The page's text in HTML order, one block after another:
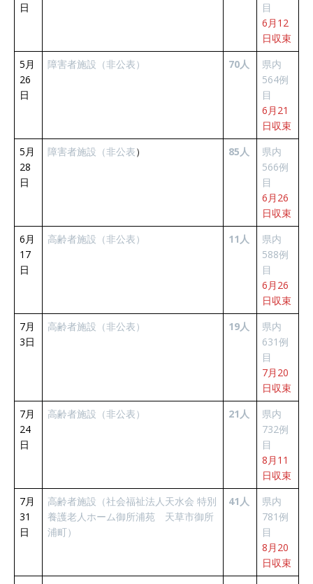
日
目
6月12
日収束
5月
26
日
障害者施設（非公表） 70人
県内
564例
目
6月21
日収束
5月
28
日
障害者施設（非公表） 85人
県内
566例
目
6月26
日収束
6月
17
日
高齢者施設（非公表） 11人
県内
588例
目
6月26
日収束
7月
3日
高齢者施設（非公表） 19人
県内
631例
目
7月20
日収束
7月
24
日
高齢者施設（非公表） 21人
県内
732例
目
8月11
日収束
7月
31
日
高齢者施設（社会福祉法人天水会 特別
養護老人ホーム御所浦苑 天草市御所
浦町）
41人
県内
781例
目
8月20
日収束